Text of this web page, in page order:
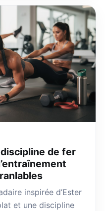
de fer
inspirée d’Ester
et une discipline